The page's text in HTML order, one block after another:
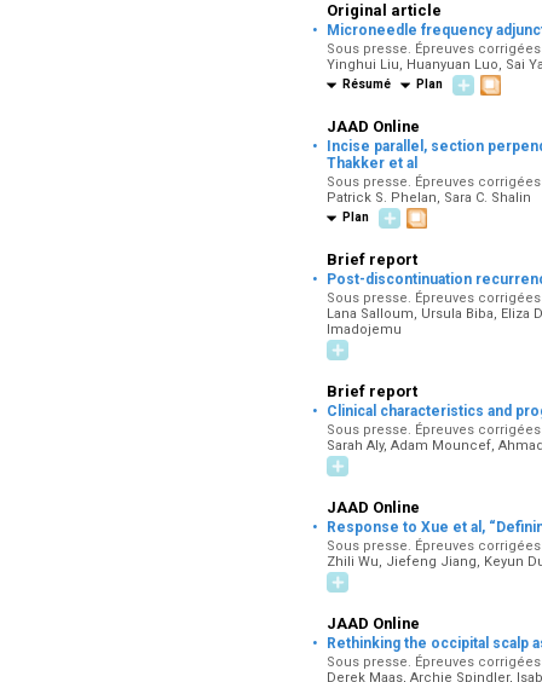
Original article
· Microneedle frequency
Sous presse. Épreuves
Yinghui Liu, Huanyuan Luo, Sai
Résumé Plan
JAAD Online
·
Incise parallel, section
Thakker et al
Sous presse. Épreuves
Patrick S. Phelan, Sara C. Shalin
Plan
Brief report
· Post-discontinuation
Sous presse. Épreuves
Lana Salloum, Ursula Biba, Eliza
Imadojemu
Brief report
· Clinical characteristics and
Sous presse. Épreuves
Sarah Aly, Adam Mouncef,
JAAD Online
· Response to Xue et al,
Sous presse. Épreuves
Zhili Wu, Jiefeng Jiang, Keyun
JAAD Online
· Rethinking the occipital scalp
Sous presse. Épreuves
Derek Maas, Archie Spindler,